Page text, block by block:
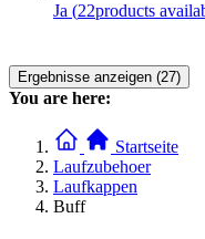
Ja (22products
Ergebnisse anzeigen (27)
You are here:
Startseite
Laufzubehoer
Laufkappen
Buff